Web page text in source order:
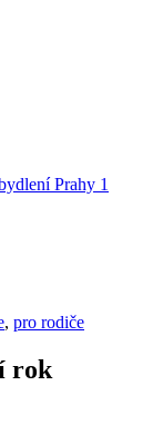
Prahy 1
, pro rodiče
rok